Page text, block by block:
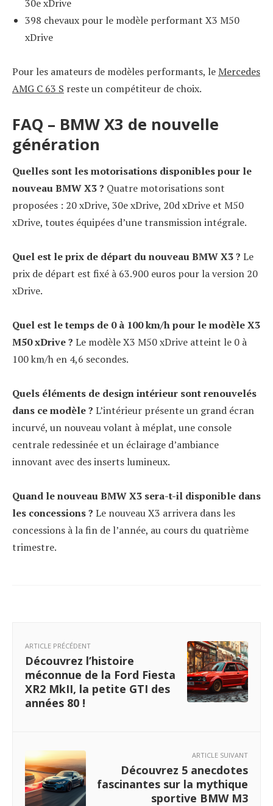
30e xDrive
398 chevaux pour le modèle performant X3 M50
xDrive
Pour les amateurs de modèles performants, leMercedes
AMG C 63 S reste un compétiteur de choix.
FAQ – BMW X3 de nouvelle
génération
Quelles sont les motorisations disponibles pour le
nouveau BMW X3 ? Quatre motorisations sont
proposées : 20 xDrive, 30e xDrive, 20d xDrive et M50
xDrive, toutes équipées d’une transmission intégrale.
Quel est le prix de départ du nouveau BMW X3 ? Le
prix de départ est fixé à 63.900 euros pour la version 20
xDrive.
Quel est le temps de 0 à 100 km/h pour le modèle X3
M50 xDrive ? Le modèle X3 M50 xDrive atteint le 0 à
100 km/h en 4,6 secondes.
Quels éléments de design intérieur sont renouvelés
dans ce modèle ? L’intérieur présente un grand écran
incurvé, un nouveau volant à méplat, une console
centrale redessinée et un éclairage d’ambiance
innovant avec des inserts lumineux.
Quand le nouveau BMW X3 sera-t-il disponible dans
les concessions ? Le nouveau X3 arrivera dans les
concessions à la fin de l’année, au cours du quatrième
trimestre.
ARTICLE PRÉCÉDENT
Découvrez l’histoire
méconnue de la Ford Fiesta
XR2 MkII, la petite GTI des
années 80 !
ARTICLE SUIVANT
Découvrez 5 anecdotes
fascinantes sur la mythique
sportive BMW M3